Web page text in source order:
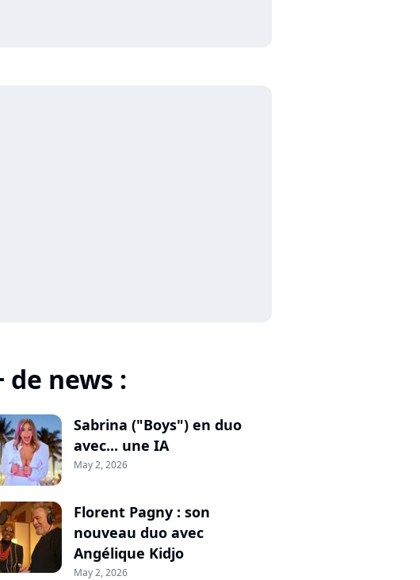
de news :
Sabrina ("Boys") en duo
avec... une IA
May 2, 2026
Florent Pagny : son
nouveau duo avec
Angélique Kidjo
May 2, 2026